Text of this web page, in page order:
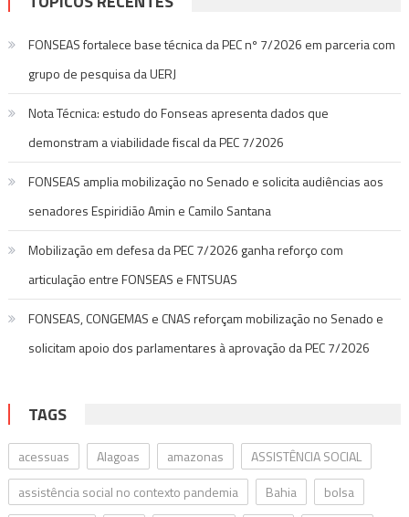
FONSEAS fortalece base técnica da PEC nº 7/2026 em parceria com
grupo de pesquisa da UERJ
Nota Técnica: estudo do Fonseas apresenta dados que
demonstram a viabilidade fiscal da PEC 7/2026
FONSEAS amplia mobilização no Senado e solicita audiências aos
senadores Espiridião Amin e Camilo Santana
Mobilização em defesa da PEC 7/2026 ganha reforço com
articulação entre FONSEAS e FNTSUAS
FONSEAS, CONGEMAS e CNAS reforçam mobilização no Senado e
solicitam apoio dos parlamentares à aprovação da PEC 7/2026
TAGS
acessuas Alagoas amazonas
ASSISTÊNCIA SOCIAL
assistência social no contexto pandemia
Bahia
bolsa